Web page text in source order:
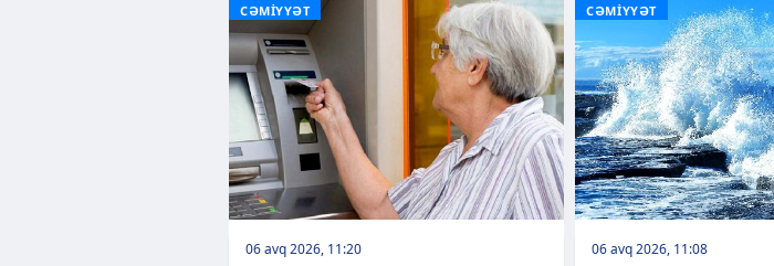
CƏMİYYƏT
06 avq 2026, 11:20
CƏMİYYƏT
06 avq 2026, 11:08